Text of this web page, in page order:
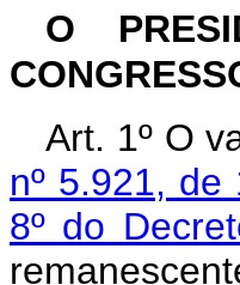
O
Art. 1º O
nº 5.921,
8º do